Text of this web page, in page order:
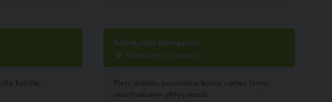
koirille.
Katinkullan koirapuisto
Katinkullantie 7, Sotkamo
Pieni aidattu puistoalue koiria varten loma-
asuntoalueen yhteydessä.